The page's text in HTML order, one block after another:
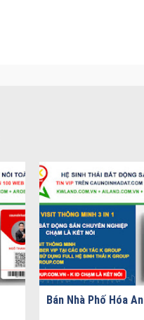
Bán Nhà Phố Hóa An